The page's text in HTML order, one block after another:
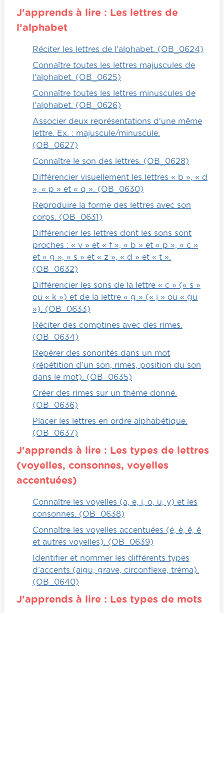
J'apprends à lire : Les lettres de
l’alphabet
Réciter les lettres de l’alphabet. (OB_0624)
Connaître toutes les lettres majuscules de
l'alphabet. (OB_0625)
Connaître toutes les lettres minuscules de
l'alphabet. (OB_0626)
Associer deux représentations d'une même
lettre. Ex. : majuscule/minuscule.
(OB_0627)
Connaître le son des lettres. (OB_0628)
Différencier visuellement les lettres « b », « d
», « p » et « q ». (OB_0630)
Reproduire la forme des lettres avec son
corps. (OB_0631)
Différencier les lettres dont les sons sont
proches : « v » et « f », « b » et « p », « c »
et « g », « s » et « z », « d » et « t ».
(OB_0632)
Différencier les sons de la lettre « c » (« s »
ou « k ») et de la lettre « g » (« j » ou « gu
»). (OB_0633)
Réciter des comptines avec des rimes.
(OB_0634)
Repérer des sonorités dans un mot
(répétition d'un son, rimes, position du son
dans le mot). (OB_0635)
Créer des rimes sur un thème donné.
(OB_0636)
Placer les lettres en ordre alphabétique.
(OB_0637)
J'apprends à lire : Les types de lettres
(voyelles, consonnes, voyelles
accentuées)
Connaître les voyelles (a, e, i, o, u, y) et les
consonnes. (OB_0638)
Connaître les voyelles accentuées (é, è, ë, ê
et autres voyelles). (OB_0639)
Identifier et nommer les différents types
d’accents (aigu, grave, circonflexe, tréma).
(OB_0640)
J'apprends à lire : Les types de mots